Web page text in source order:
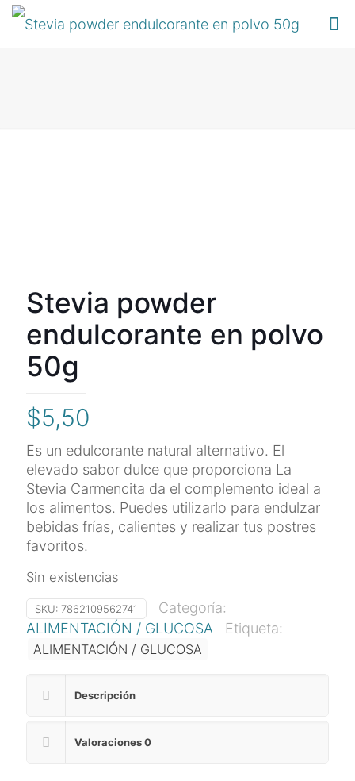
Stevia powder
endulcorante en polvo
50g
$5,50
Es un edulcorante natural alternativo. El
elevado sabor dulce que proporciona La
Stevia Carmencita da el complemento ideal a
los alimentos. Puedes utilizarlo para endulzar
bebidas frías, calientes y realizar tus postres
favoritos.
Sin existencias
SKU: 7862109562741
Categoría:
ALIMENTACIÓN / GLUCOSA
Etiqueta:
ALIMENTACIÓN / GLUCOSA
Descripción
Valoraciones0